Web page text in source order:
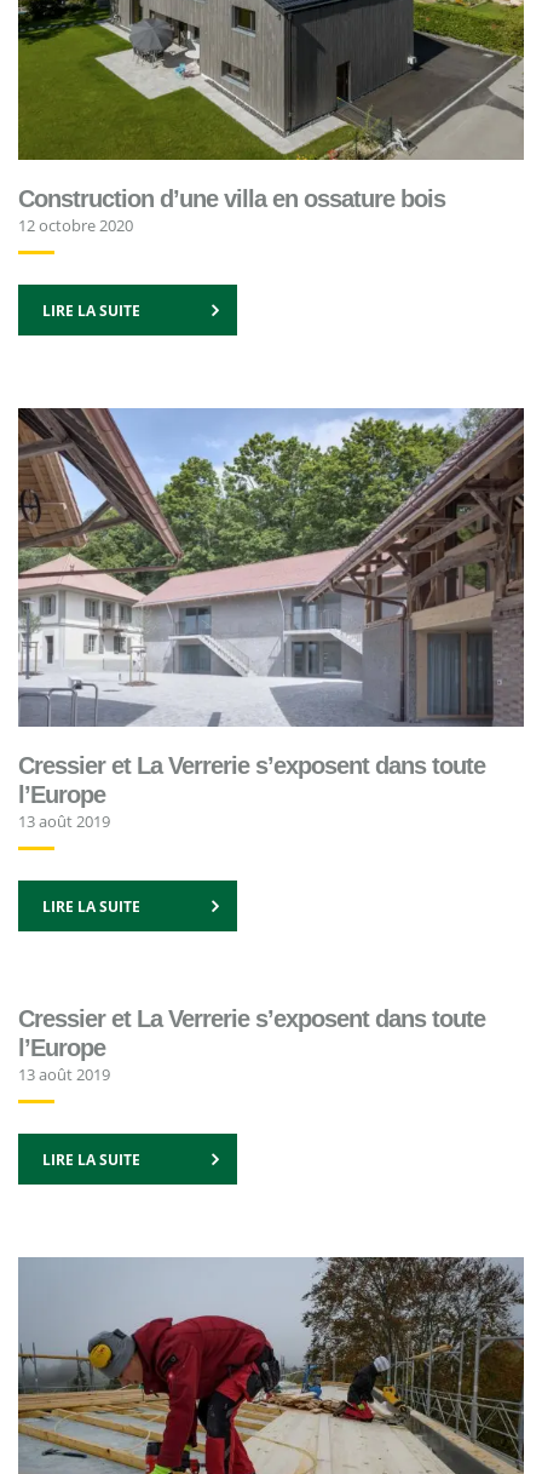
Construction d’une villa en ossature bois
12 octobre 2020
LIRE LA SUITE
Cressier et La Verrerie s’exposent dans toute
l’Europe
13 août 2019
LIRE LA SUITE
Cressier et La Verrerie s’exposent dans toute
l’Europe
13 août 2019
LIRE LA SUITE